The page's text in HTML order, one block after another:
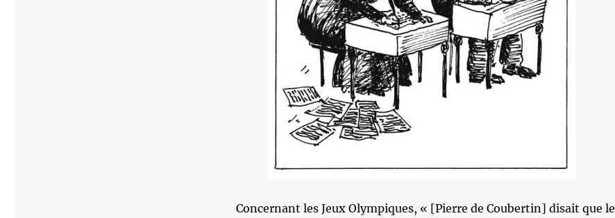
Concernant les Jeux Olympiques, « [Pierre de Coubertin] disait que le